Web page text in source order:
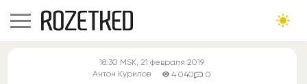
18:30 MSK, 21 февраля 2019
Антон Курилов
4 040 0